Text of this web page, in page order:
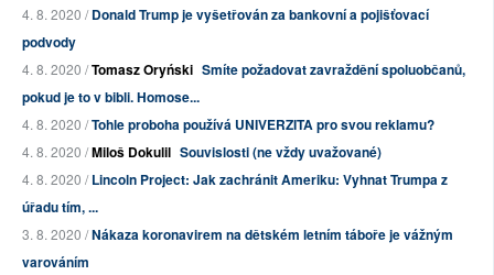
4. 8. 2020 /Donald Trump je vyšetřován za bankovní a pojišťovací
podvody
4. 8. 2020 /Tomasz Oryński Smíte požadovat zavraždění spoluobčanů,
pokud je to v bibli. Homose...
4. 8. 2020 /Tohle proboha používá UNIVERZITA pro svou reklamu?
4. 8. 2020 /Miloš Dokulil Souvislosti (ne vždy uvažované)
4. 8. 2020 /Lincoln Project: Jak zachránit Ameriku: Vyhnat Trumpa z
úřadu tím, ...
3. 8. 2020 /Nákaza koronavirem na dětském letním táboře je vážným
varováním